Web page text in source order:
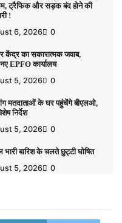
ट्रैफिक और सड़क बंद होने की
!
6, 2026 0
केंद्र का सकारात्मक जवाब,
EPFO कार्यालय
5, 2026 0
मतदाताओं के घर पहुंचेंगे बीएलओ,
निर्देश
5, 2026 0
बारिश के चलते छुट्टी घोषित
5, 2026 0